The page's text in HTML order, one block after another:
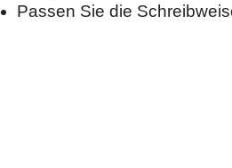
Passen Sie die